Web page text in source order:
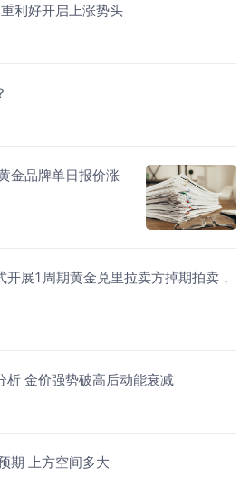
利好开启上涨势头
金品牌单日报价涨
展1周期黄金兑里拉卖方掉期拍卖，
析 金价强势破高后动能衰减
期 上方空间多大